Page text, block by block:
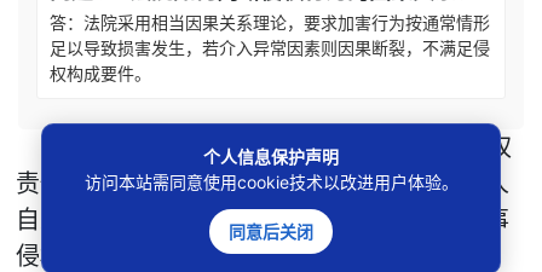
答：法院采用相当因果关系理论，要求加害行为按通常情形
足以导致损害发生，若介入异常因素则因果断裂，不满足侵
权构成要件。
自杀属于异常介入因素
侵权
责任因果关系认定
互殴后自杀谁担责
老人
自杀邻居赔偿案
法律上因果关系判断
民事
侵权免责情形
个人信息保护声明
访问本站需同意使用cookie技术以改进用户体验。
同意后关闭